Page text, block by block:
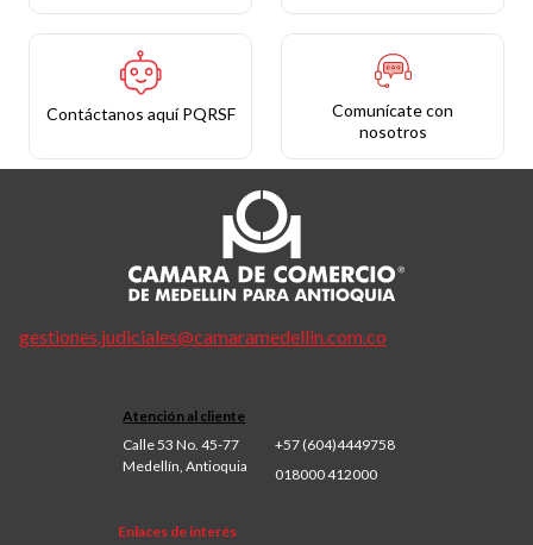
Contáctanos aquí PQRSF
Comunícate con
nosotros
gestiones.judiciales@camaramedellin.com.co
Atención al cliente
Calle 53 No. 45-77
Medellín, Antioquia
+57 (604)4449758
018000 412000
Enlaces de interés